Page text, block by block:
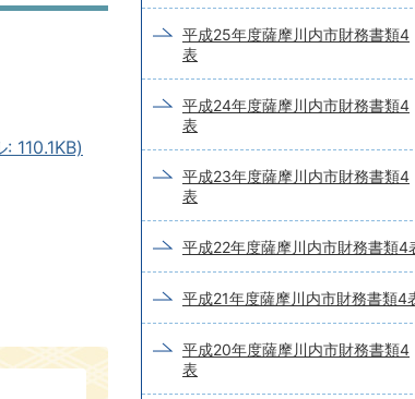
110.1KB)
平成25年度薩摩川内市財務書類4
表
平成24年度薩摩川内市財務書類4
表
平成23年度薩摩川内市財務書類4
表
平成22年度薩摩川内市財務書類4
平成21年度薩摩川内市財務書類4
平成20年度薩摩川内市財務書類4
表